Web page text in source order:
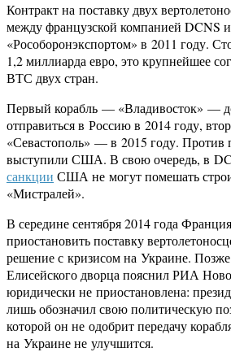
Контракт на поставку двух
между французской компанией DCNS и
«Рособоронэкспортом» в 2011 году.
1,2 миллиарда евро, это крупнейшее
ВТС двух стран.
Первый корабль — «Владивосток» —
отправиться в Россию в 2014 году,
«Севастополь» — в 2015 году. Против
выступили США. В свою очередь, в
санкции США не могут помешать
«Мистралей».
В середине сентября 2014 года
приостановить поставку
решение с кризисом на Украине. Позже
Елисейского дворца пояснил РИА
юридически не приостановлена:
лишь обозначил свою политическую
которой он не одобрит передачу
на Украине не улучшится.